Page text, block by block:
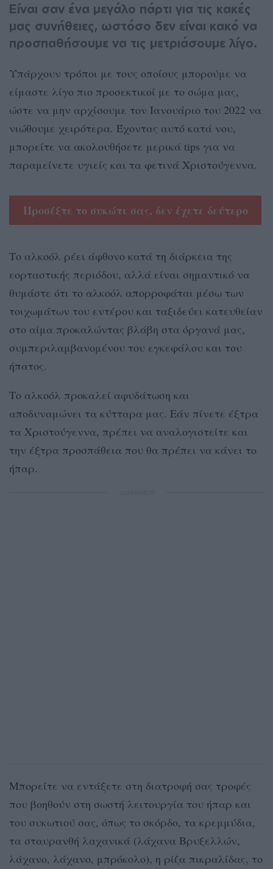
Είναι σαν ένα μεγάλο πάρτι για τις κακές
μας συνήθειες, ωστόσο δεν είναι κακό να
προσπαθήσουμε να τις μετριάσουμε λίγο.
Υπάρχουν τρόποι με τους οποίους μπορούμε να
είμαστε λίγο πιο προσεκτικοί με το σώμα μας,
ώστε να μην αρχίσουμε τον Ιανουάριο του 2022 να
νιώθουμε χειρότερα. Έχοντας αυτό κατά νου,
μπορείτε να ακολουθήσετε μερικά tips για να
παραμείνετε υγιείς και τα φετινά Χριστούγεννα.
Προσέξτε το συκώτι σας, δεν έχετε δεύτερο
Το αλκοόλ ρέει άφθονο κατά τη διάρκεια της
εορταστικής περιόδου, αλλά είναι σημαντικό να
θυμάστε ότι το αλκοόλ απορροφάται μέσω των
τοιχωμάτων του εντέρου και ταξιδεύει κατευθείαν
στο αίμα προκαλώντας βλάβη στα όργανά μας,
συμπεριλαμβανομένου του εγκεφάλου και του
ήπατος.
Το αλκοόλ προκαλεί αφυδάτωση και
αποδυναμώνει τα κύτταρα μας. Εάν πίνετε έξτρα
τα Χριστούγεννα, πρέπει να αναλογιστείτε και
την έξτρα προσπάθεια που θα πρέπει να κάνει το
ήπαρ.
Μπορείτε να εντάξετε στη διατροφή σας τροφές
που βοηθούν στη σωστή λειτουργία του ήπαρ και
του συκωτιού σας, όπως το σκόρδο, τα κρεμμύδια,
τα σταυρανθή λαχανικά (λάχανα Βρυξελλών,
λάχανο, λάχανο, μπρόκολο), η ρίζα πικραλίδας, το